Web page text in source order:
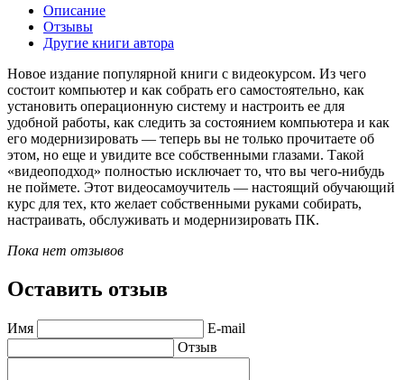
Описание
Отзывы
Другие книги автора
Новое издание популярной книги с видеокурсом. Из чего
состоит компьютер и как собрать его самостоятельно, как
установить операционную систему и настроить ее для
удобной работы, как следить за состоянием компьютера и как
его модернизировать — теперь вы не только прочитаете об
этом, но еще и увидите все собственными глазами. Такой
«видеоподход» полностью исключает то, что вы чего-нибудь
не поймете. Этот видеосамоучитель — настоящий обучающий
курс для тех, кто желает собственными руками собирать,
настраивать, обслуживать и модернизировать ПК.
Пока нет отзывов
Оставить отзыв
Имя
E-mail
Отзыв